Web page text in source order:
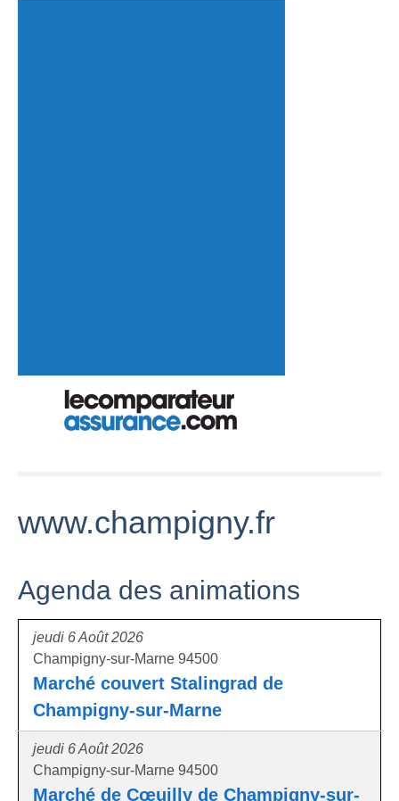
www.champigny.fr
Agenda des animations
jeudi 6 Août 2026
Champigny-sur-Marne 94500
Marché couvert Stalingrad de
Champigny-sur-Marne
jeudi 6 Août 2026
Champigny-sur-Marne 94500
Marché de Cœuilly de Champigny-sur-